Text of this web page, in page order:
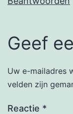
Geef
Uw e-mailadres
velden zijn
Reactie *